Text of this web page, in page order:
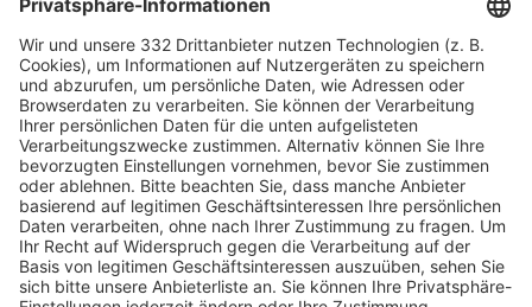
HÄUFIG BESUCHTE SEITEN
Pässe und Vereinswechsel
Trainerausbildung
Schulungsangebot Vereinsmitarbeiter
BFV-Geschäftsstellen
Trainerbörse
Login SpielPlus